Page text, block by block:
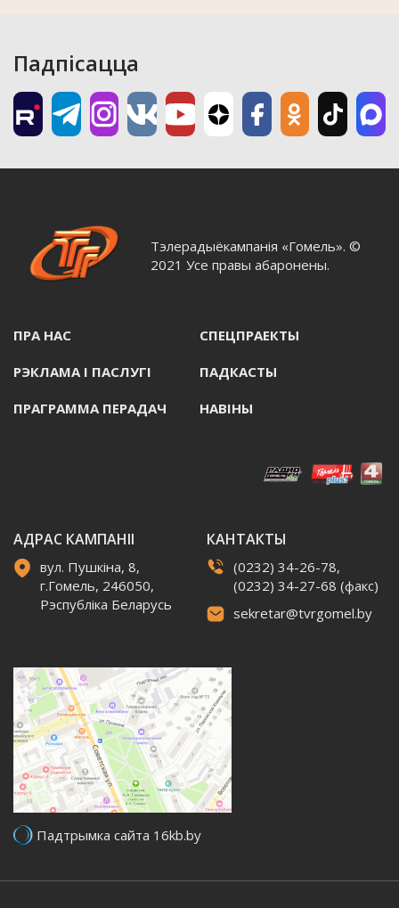
Падпісацца
Тэлерадыёкампанія «Гомель». ©
2021 Усе правы абаронены.
ПРА НАС СПЕЦПРАЕКТЫ
РЭКЛАМА I ПАСЛУГI ПАДКАСТЫ
ПРАГРАММА ПЕРАДАЧ НАВIНЫ
АДРАС КАМПАНІІ
вул. Пушкіна, 8,
г.Гомель, 246050,
Рэспубліка Беларусь
КАНТАКТЫ
(0232) 34-26-78,
(0232) 34-27-68 (факс)
sekretar@tvrgomel.by
Падтрымка сайта 16kb.by